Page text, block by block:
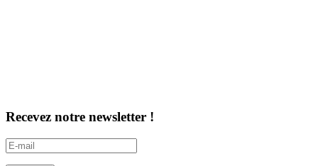
Recevez notre newsletter !